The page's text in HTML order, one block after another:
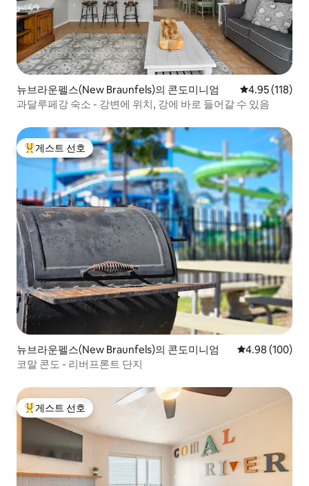
뉴브라운펠스(New Braunfels)의 콘도미니엄 평점 4.95점(5
4.95 (118)
과달루페강 숙소 - 강변에 위치, 강에 바로 들어갈 수 있음
상위 게스트 선호
게스트 선호
뉴브라운펠스(New Braunfels)의 콘도미니엄 평점 4.98점(5
4.98 (100)
코말 콘도 - 리버프론트 단지
상위 게스트 선호
게스트 선호